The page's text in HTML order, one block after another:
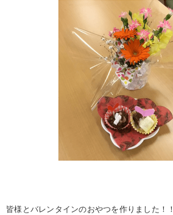
皆様とバレンタインのおやつを作りました！！